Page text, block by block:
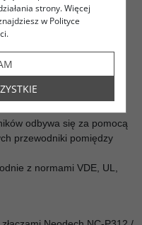
UP-OCC pokryte rodem
kabli o średnicy: od
odbywa się za pomocą
przewodniki pomiędzy
z normami VDE, UL,
strony. Więcej
w Polityce